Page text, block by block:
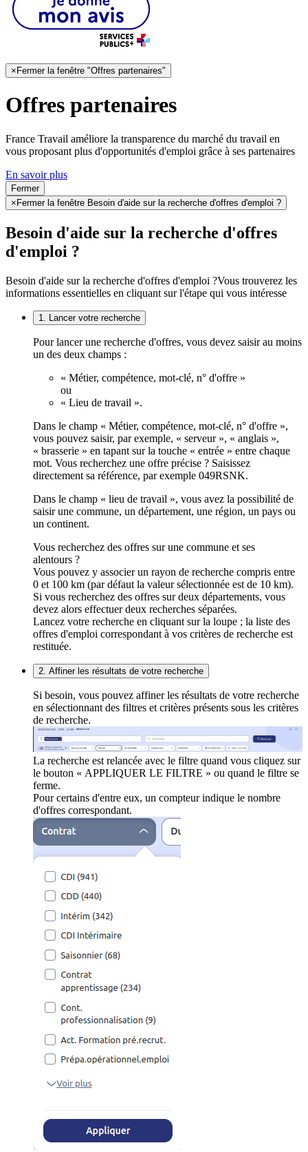
× Fermer la fenêtre "Offres partenaires"
Offres partenaires
France Travail améliore la transparence du marché du travail en
vous proposant plus d'opportunités d'emploi grâce à ses partenaires
En savoir plus
Fermer
× Fermer la fenêtre Besoin d'aide sur la recherche d'offres d'emploi ?
Besoin d'aide sur la recherche d'offres
d'emploi ?
Besoin d'aide sur la recherche d'offres d'emploi ?Vous trouverez les
informations essentielles en cliquant sur l'étape qui vous intéresse
1. Lancer votre recherche
Pour lancer une recherche d'offres, vous devez saisir au moins
un des deux champs :
« Métier, compétence, mot-clé, n° d'offre »
ou
« Lieu de travail ».
Dans le champ « Métier, compétence, mot-clé, n° d'offre »,
vous pouvez saisir, par exemple, « serveur », « anglais »,
« brasserie » en tapant sur la touche « entrée » entre chaque
mot. Vous recherchez une offre précise ? Saisissez
directement sa référence, par exemple 049RSNK.
Dans le champ « lieu de travail », vous avez la possibilité de
saisir une commune, un département, une région, un pays ou
un continent.
Vous recherchez des offres sur une commune et ses
alentours ?
Vous pouvez y associer un rayon de recherche compris entre
0 et 100 km (par défaut la valeur sélectionnée est de 10 km).
Si vous recherchez des offres sur deux départements, vous
devez alors effectuer deux recherches séparées.
Lancez votre recherche en cliquant sur la loupe ; la liste des
offres d'emploi correspondant à vos critères de recherche est
restituée.
2. Affiner les résultats de votre recherche
Si besoin, vous pouvez affiner les résultats de votre recherche
en sélectionnant des filtres et critères présents sous les critères
de recherche.
La recherche est relancée avec le filtre quand vous cliquez sur
le bouton « APPLIQUER LE FILTRE » ou quand le filtre se
ferme.
Pour certains d'entre eux, un compteur indique le nombre
d'offres correspondant.